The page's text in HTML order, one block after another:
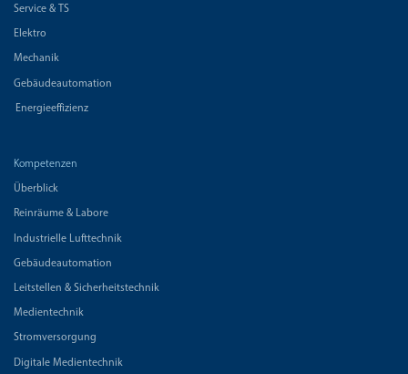
Service & TS
Elektro
Mechanik
Gebäudeautomation
Energieeffizienz
Kompetenzen
Überblick
Reinräume & Labore
Industrielle Lufttechnik
Gebäudeautomation
Leitstellen & Sicherheitstechnik
Medientechnik
Stromversorgung
Digitale Medientechnik